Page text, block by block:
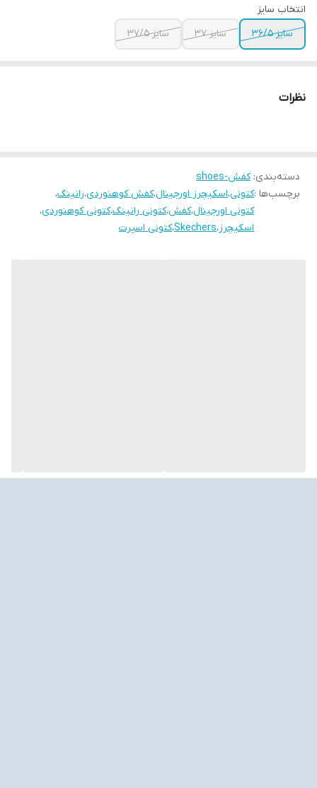
انتخاب سایز
سایز ۳۶/۵
سایز ۳۷ سایز ۳۷/۵
نظرات
دسته‌بندی:کفش-shoes
برچسب‌ها :کتونی،اسکیچرز اورجینال،کفش کوهنوردی،رانینگ،
کتونی اورجینال،کفش،کتونی رانینگ،کتونی کوهنوردی،
اسکیچرز،Skechers،کتونی اسپرت